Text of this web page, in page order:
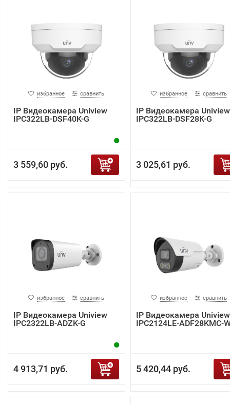
избранное сравнить
IP Видеокамера Uniview
IPC322LB-DSF40K-G
3 559,60 руб.
избранное сравнить
IP Видеокамера Uniview
IPC322LB-DSF28K-G
3 025,61 руб.
избранное сравнить
IP Видеокамера Uniview
IPC2322LB-ADZK-G
4 913,71 руб.
избранное сравнить
IP Видеокамера Uniview
IPC2124LE-ADF28KMC-
5 420,44 руб.